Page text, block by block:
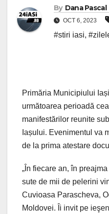
By Dana Pascal
OCT 6, 2023
#stiri iasi,
Primăria Municipiului
următoarea perioadă
manifestărilor reunite
Iașului. Evenimentul va
de la prima atestare
„În fiecare an, în
sute de mii de pelerini
Cuvioasa Parascheva,
Moldovei. Îi invit pe